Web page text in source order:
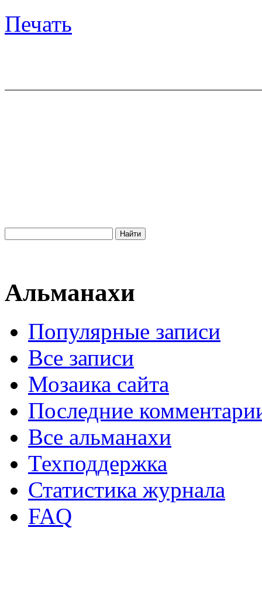
Печать
Альманахи
Популярные записи
Все записи
Мозаика сайта
Последние
Все альманахи
Техподдержка
Статистика журнала
FAQ